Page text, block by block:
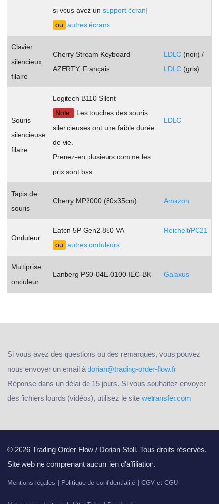
si vous avez un support écran]
ou
autres écrans
Clavier
silencieux
filaire
Cherry Stream Keyboard
AZERTY, Français
LDLC (noir) /
LDLC (gris)
Souris
silencieuse
filaire
Logitech B110 Silent
Note:
Les touches des souris
silencieuses ont une faible durée
de vie.
Prenez-en plusieurs comme les
prix sont bas.
LDLC
Tapis de
souris
Cherry MP2000 (80x35cm) Amazon
Onduleur
Eaton 5P Gen2 850 VA
ou
autres onduleurs
Reichelt/PC21
Multiprise
onduleur
Lanberg PS0-04E-0100-IEC-BK Galaxus
Si vous avez des questions ou des remarques, vous pouvez
nous envoyer un email à dorian@trading-order-flow.fr
Réponse dans un délai de 15 jours. Si vous souhaitez envoyer
des fichiers lourds (vidéos), utilisez le site wetransfer.com
© 2026 Trading Order Flow / Dorian Stoll. Tous droits réservés.
Site web ne comprenant aucun lien d'affiliation.
Mentions légales | Politique de confidentialité | CGV et CGU